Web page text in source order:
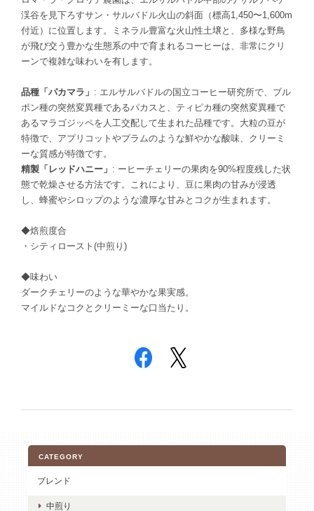
渓谷を見下ろすサン・サルバドル火山の斜面（標高1,450〜1,600m
付近）に位置します。ミネラル豊富な火山性土壌と、多様な野鳥
が飛び交う豊かな生態系の中で育まれるコーヒーは、非常にクリ
ーンで複雑な味わいを有します。
品種「パカマラ」 : エルサルバドルの国立コーヒー研究所で、ブル
ボン種の突然変異種であるパカスと、ティピカ種の突然変異種で
あるマラゴジッペを人工交配して生まれた品種です。大粒の豆が
特徴で、アプリコットやプラムのような鮮やかな酸味、クリーミ
ーな質感が特徴です。
精製「レッドハニー」 : ーヒーチェリーの果肉を90%程度残した状
態で乾燥させる方法です。これにより、豆に果肉の甘みが浸透
し、蜂蜜やシロップのような濃厚な甘みとコクが生まれます。
◆焙煎度合
・シティロースト(中煎り)
◆味わい
ダークチェリーのような華やかな果実感。
マイルドなコクとクリーミーな口当たり。
CATEGORY
ブレンド
中煎り